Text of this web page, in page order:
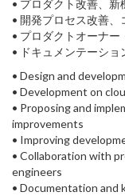
• プロダクト改善、新
• 開発プロセス改善、
• プロダクトオーナ
• ドキュメンテーシ
• Design and
• Development on
• Proposing and
improvements
• Improving
• Collaboration with
engineers
• Documentation and